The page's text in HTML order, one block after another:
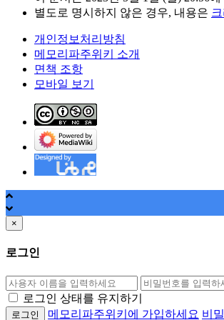
별도로 명시하지 않은 경우, 내용은
개인정보처리방침
메모리파주위키 소개
면책 조항
모바일 보기
×
로그인
비
밀
번
로그인 상태를 유지하기
메모리파주위키에 가입하세요 비